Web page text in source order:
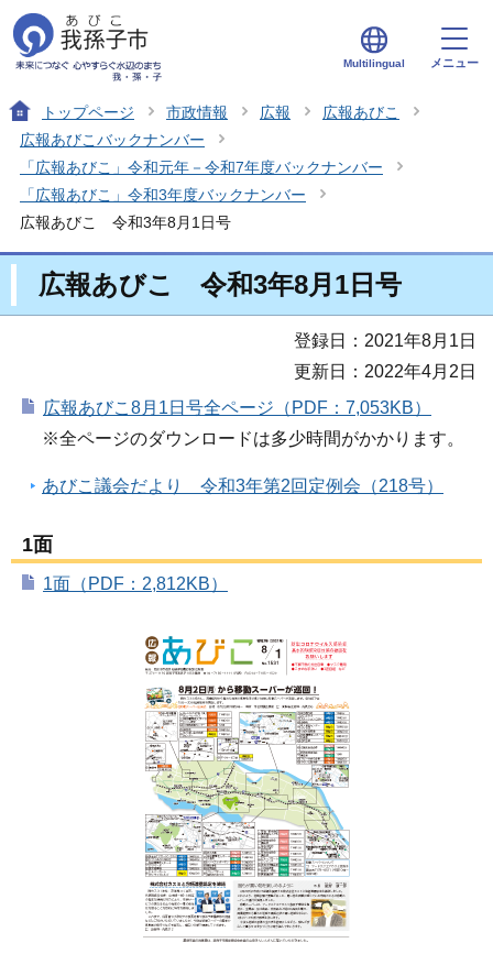
Multilingual メニュー
トップページ 市政情報 広報
広報あびこ
広報あびこバックナンバー
「広報あびこ」令和元年－令和7年度バックナンバー
「広報あびこ」令和3年度バックナンバー
広報あびこ 令和3年8月1日号
広報あびこ 令和3年8月1日号
登録日：2021年8月1日
更新日：2022年4月2日
広報あびこ8月1日号全ページ（PDF：7,053KB）
※全ページのダウンロードは多少時間がかかります。
あびこ議会だより 令和3年第2回定例会（218号）
1面
1面（PDF：2,812KB）